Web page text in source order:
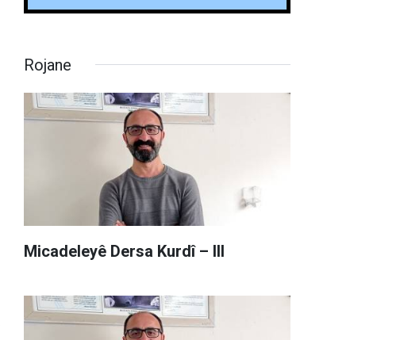
Rojane
Micadeleyê Dersa Kurdî – III